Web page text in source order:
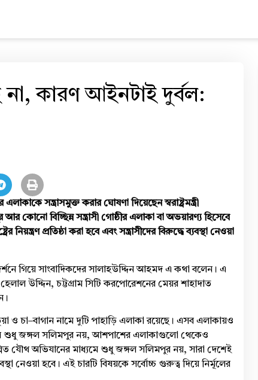
না, কারণ আইনটাই দুর্বল:
সন্ত্রাসমুক্ত করার ঘোষণা দিয়েছেন স্বরাষ্ট্রমন্ত্রী
কোনো বিচ্ছিন্ন সন্ত্রাসী গোষ্ঠীর এলাকা বা অভয়ারণ্য হিসেবে
প্রতিষ্ঠা করা হবে এবং সন্ত্রাসীদের বিরুদ্ধে ব্যবস্থা নেওয়া
গিয়ে সাংবাদিকদের সালাহউদ্দিন আহমদ এ কথা বলেন। এ
উদ্দিন, চট্টগ্রাম সিটি করপোরেশনের মেয়র শাহাদাত
ও চা–বাগান নামে দুটি পাহাড়ি এলাকা রয়েছে। এসব এলাকায়ও
শুধু জঙ্গল সলিমপুর নয়, আশপাশের এলাকাগুলো থেকেও
যৌথ অভিযানের মাধ্যমে শুধু জঙ্গল সলিমপুর নয়, সারা দেশেই
নেওয়া হবে। এই চারটি বিষয়কে সর্বোচ্চ গুরুত্ব দিয়ে নির্মূলের